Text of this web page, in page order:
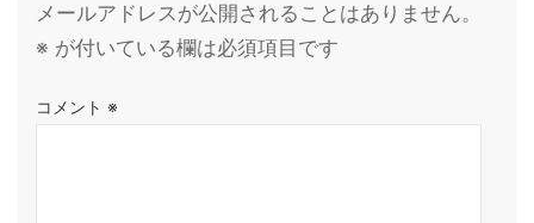
メールアドレスが公開されることはありません。
※ が付いている欄は必須項目です
コメント ※